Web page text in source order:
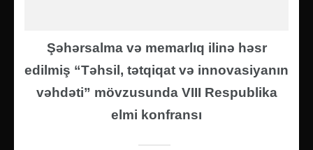
Şəhərsalma və memarlıq ilinə həsr
edilmiş “Təhsil, tətqiqat və innovasiyanın
vəhdəti” mövzusunda VIII Respublika
elmi konfransı